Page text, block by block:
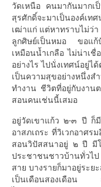
วัดเหนือ คนมากันมากเ
สุรศักดิ์จะมาเป็นองค์เท
เฒ่าแก่ แต่หาทราบไม่ว่
ลูกศิษย์เป็นหมอ ขอแก้
เหมือนน้ำเกลือ ไม่น่าเ
อย่างไร ไปนั่งเทศน์อยู่ไ
เป็นความสุขอย่างหนึ่ง
ทำงาน ชีวิตที่อยู่กับงาน
สอนคนเช่นนี้เสมอ
อยู่วัดเขาแก้ว ๒-๓ ปี ก็มี
อาสภเถระ ที่วิเวกอาศร
สอนวิปัสสนาอยู่ ๒ ปี มี
ประชาชนชาวบ้านทั่วไ
สาย บางรายก็มาอยู่ระ
เป็นเดือนสองเดือน ถ้